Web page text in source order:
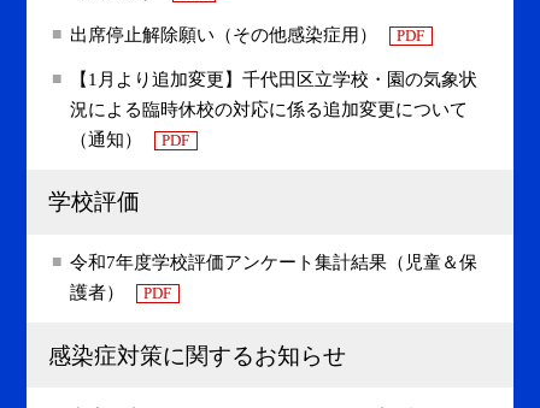
出席停止解除願い（その他感染症用） PDF
【1月より追加変更】千代田区立学校・園の気象状
況による臨時休校の対応に係る追加変更について
（通知）
PDF
学校評価
令和7年度学校評価アンケート集計結果（児童＆保
護者）
PDF
感染症対策に関するお知らせ